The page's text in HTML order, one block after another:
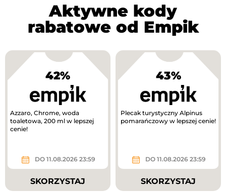
Aktywne kody
rabatowe od Empik
42%
Azzaro, Chrome, woda
toaletowa, 200 ml w lepszej
cenie!
DO 11.08.2026 23:59
SKORZYSTAJ
43%
Plecak turystyczny Alpinus
pomarańczowy w lepszej cenie!
DO 11.08.2026 23:59
SKORZYSTAJ